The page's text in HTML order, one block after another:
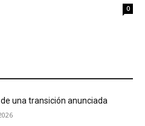
0
una transición anunciada